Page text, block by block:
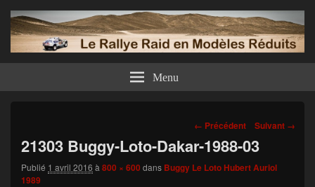
Menu
Navigation
dans
les
images
← Précédent Suivant →
21303 Buggy-Loto-Dakar-1988-03
Publié 1 avril 2016 à 800 × 600dans Buggy Le Loto Hubert Auriol
1989